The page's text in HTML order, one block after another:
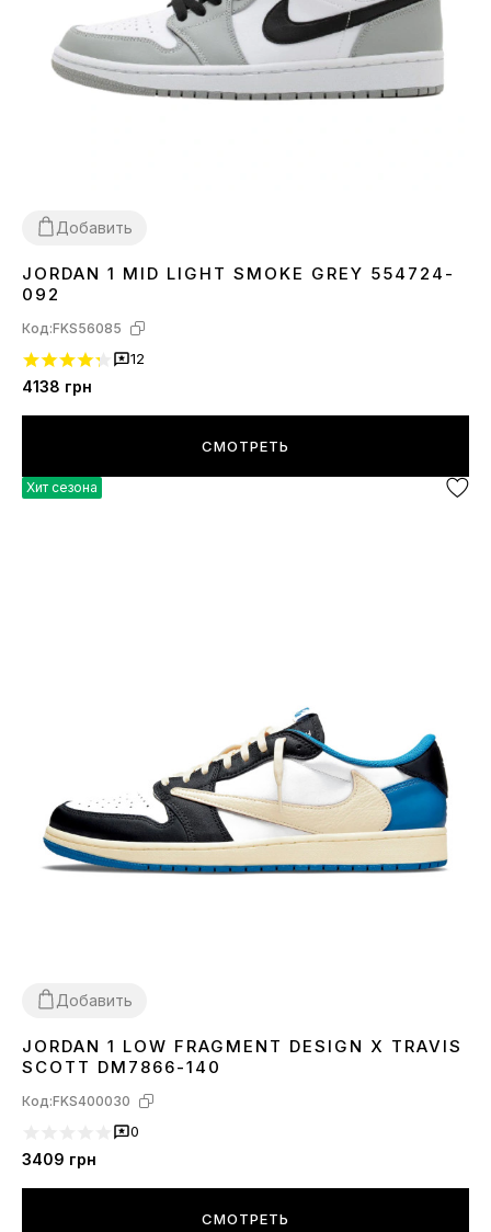
Добавить
36373839 4041 42 43 4445
JORDAN 1 MID LIGHT SMOKE GREY 554724-
092
Код:FKS56085
12
4138 грн
СМОТРЕТЬ
Хит сезона
Добавить
363738404142 43 44 45
JORDAN 1 LOW FRAGMENT DESIGN X TRAVIS
SCOTT DM7866-140
Код:FKS400030
0
3409 грн
СМОТРЕТЬ